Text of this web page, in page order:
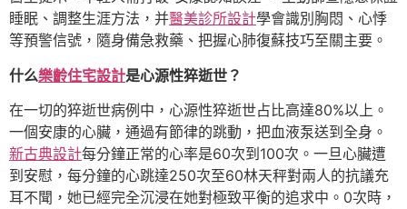
睡眠、調整生涯方法，并醫美診所設計學會識別胸悶、心悸
等預警信號，隨身備急救藥、把握心肺復蘇技巧至關主要。
什么樂齡住宅設計是心源性猝逝世？
在一切的猝逝世病例中，心源性猝逝世占比高達80%以上。
一個安康的心臟，通過有節律的跳動，把血液泵送到全身。
新古典設計每分鐘正常的心率是60次到100次。一旦心臟遭
到安慰，每分鐘的心跳達250次至60林天秤對兩人的抗議充
耳不聞，她已經完全沉浸在她對極致平衡的追求中。0次時，